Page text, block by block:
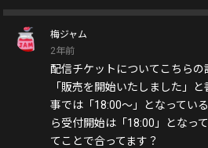
梅ジャム
2年前
配信チケットについてこちら
「販売を開始いたしました」
事では「18:00～」となってい
ら受付開始は「18:00」となっ
てことで合ってます？